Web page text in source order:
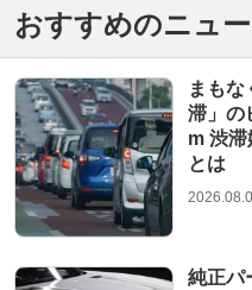
おすすめのニュ
まもな
滞」の
m 渋
とは
純正パ